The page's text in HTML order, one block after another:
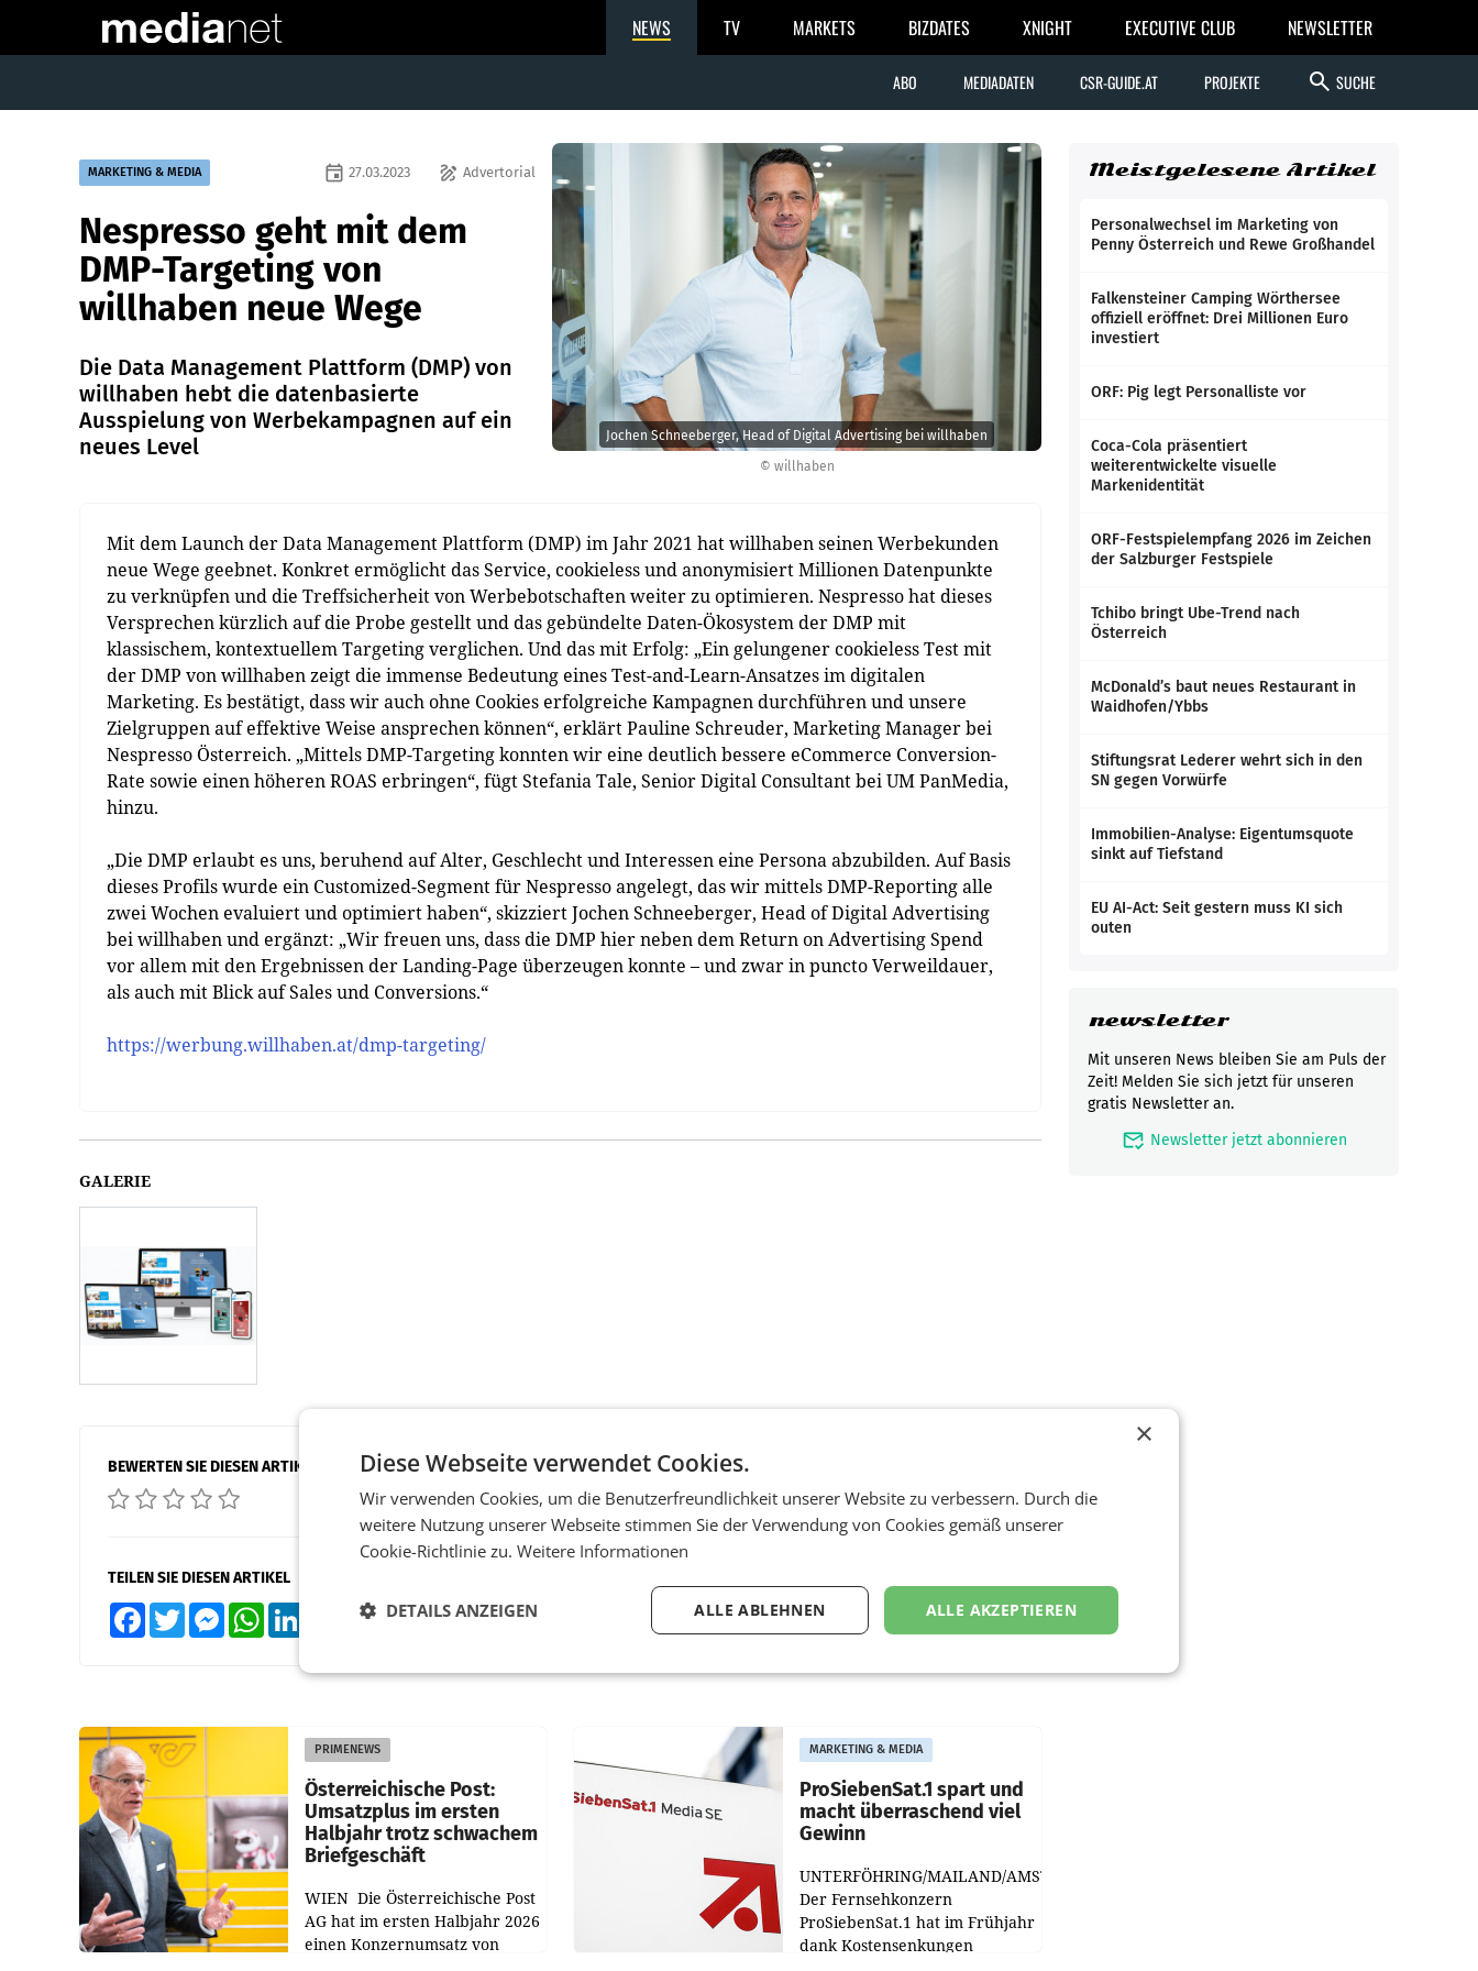
NEWS TV MARKETS BIZDATES XNIGHT EXECUTIVE CLUB NEWSLETTER
ABO MEDIADATEN CSR-GUIDE.AT PROJEKTE search SUCHE
© willhaben
Jochen Schneeberger, Head of Digital Advertising bei willhaben
MARKETING & MEDIA draw Advertorial
event 27.03.2023
Nespresso geht mit dem
DMP-Targeting von
willhaben neue Wege
Die Data Management Plattform (DMP) von
willhaben hebt die datenbasierte
Ausspielung von Werbekampagnen auf ein
neues Level
Mit dem Launch der Data Management Plattform (DMP) im Jahr 2021 hat willhaben seinen Werbekunden
neue Wege geebnet. Konkret ermöglicht das Service, cookieless und anonymisiert Millionen Datenpunkte
zu verknüpfen und die Treffsicherheit von Werbebotschaften weiter zu optimieren. Nespresso hat dieses
Versprechen kürzlich auf die Probe gestellt und das gebündelte Daten-Ökosystem der DMP mit
klassischem, kontextuellem Targeting verglichen. Und das mit Erfolg: „Ein gelungener cookieless Test mit
der DMP von willhaben zeigt die immense Bedeutung eines Test-and-Learn-Ansatzes im digitalen
Marketing. Es bestätigt, dass wir auch ohne Cookies erfolgreiche Kampagnen durchführen und unsere
Zielgruppen auf effektive Weise ansprechen können“, erklärt Pauline Schreuder, Marketing Manager bei
Nespresso Österreich. „Mittels DMP-Targeting konnten wir eine deutlich bessere eCommerce Conversion-
Rate sowie einen höheren ROAS erbringen“, fügt Stefania Tale, Senior Digital Consultant bei UM PanMedia,
hinzu.
„Die DMP erlaubt es uns, beruhend auf Alter, Geschlecht und Interessen eine Persona abzubilden. Auf Basis
dieses Profils wurde ein Customized-Segment für Nespresso angelegt, das wir mittels DMP-Reporting alle
zwei Wochen evaluiert und optimiert haben“, skizziert Jochen Schneeberger, Head of Digital Advertising
bei willhaben und ergänzt: „Wir freuen uns, dass die DMP hier neben dem Return on Advertising Spend
vor allem mit den Ergebnissen der Landing-Page überzeugen konnte – und zwar in puncto Verweildauer,
als auch mit Blick auf Sales und Conversions.“
https://werbung.willhaben.at/dmp-targeting/
GALERIE
BEWERTEN SIE DIESEN ARTIKEL
TEILEN SIE DIESEN ARTIKEL
FacebookTwitter MessengerWhatsApp XING Teilen
PRIMENEWS
Österreichische Post:
Umsatzplus im ersten
Halbjahr trotz schwachem
Briefgeschäft
WIEN Die Österreichische Post
AG hat im ersten Halbjahr 2026
einen Konzernumsatz von
MARKETING & MEDIA
ProSiebenSat.1 spart und
macht überraschend viel
Gewinn
UNTERFÖHRING/MAILAND/AMSTERDAM.
Der Fernsehkonzern
ProSiebenSat.1 hat im Frühjahr
dank Kostensenkungen
Meistgelesene Artikel
Personalwechsel im Marketing von
Penny Österreich und Rewe Großhandel
Falkensteiner Camping Wörthersee
offiziell eröffnet: Drei Millionen Euro
investiert
ORF: Pig legt Personalliste vor
Coca-Cola präsentiert
weiterentwickelte visuelle
Markenidentität
ORF-Festspielempfang 2026 im Zeichen
der Salzburger Festspiele
Tchibo bringt Ube-Trend nach
Österreich
McDonald’s baut neues Restaurant in
Waidhofen/Ybbs
Stiftungsrat Lederer wehrt sich in den
SN gegen Vorwürfe
Immobilien-Analyse: Eigentumsquote
sinkt auf Tiefstand
EU AI-Act: Seit gestern muss KI sich
outen
newsletter
Mit unseren News bleiben Sie am Puls der
Zeit! Melden Sie sich jetzt für unseren
gratis Newsletter an.
mark_email_read Newsletter jetzt abonnieren
×
Diese Webseite verwendet Cookies.
Wir verwenden Cookies, um die Benutzerfreundlichkeit unserer Website zu verbessern. Durch die
weitere Nutzung unserer Webseite stimmen Sie der Verwendung von Cookies gemäß unserer
Cookie-Richtlinie zu. Weitere Informationen
ALLE AKZEPTIEREN
ALLE ABLEHNEN
DETAILS ANZEIGEN